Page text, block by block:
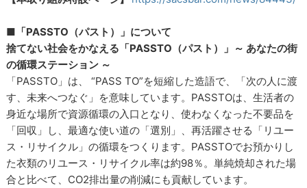
■ 「PASSTO（パスト）」について
捨てない社会をかなえる「PASSTO（パスト）」～ あなたの街
の循環ステーション ～
「PASSTO」は、 “PASS TO”を短縮した造語で、「次の人に渡
す、未来へつなぐ」を意味しています。PASSTOは、生活者の
身近な場所で資源循環の入口となり、使わなくなった不要品を
「回収」し、最適な使い道の「選別」、再活躍させる「リユー
ス・リサイクル」の循環をつくります。PASSTOでお預かりし
た衣類のリユース・リサイクル率は約98％。単純焼却された場
合と比べて、CO2排出量の削減にも貢献しています。